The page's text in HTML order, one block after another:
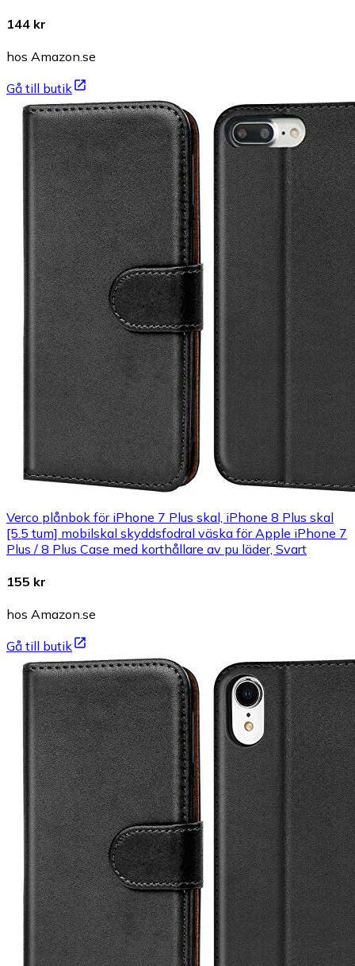
144 kr
hos Amazon.se
Gå till butik
Verco plånbok för iPhone 7 Plus skal, iPhone 8 Plus skal
[5.5 tum] mobilskal skyddsfodral väska för Apple iPhone 7
Plus / 8 Plus Case med korthållare av pu läder, Svart
155 kr
hos Amazon.se
Gå till butik